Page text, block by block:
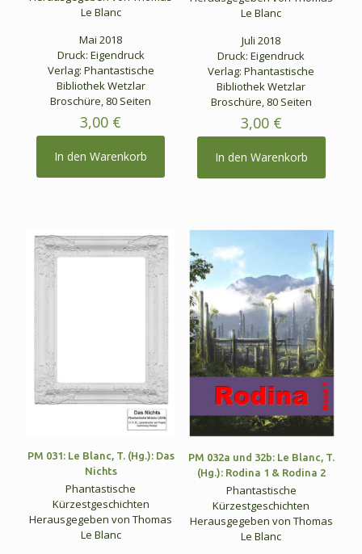
Le Blanc
Mai 2018
Druck: Eigendruck
Verlag: Phantastische
Bibliothek Wetzlar
Broschüre, 80 Seiten
3,00 €
In den Warenkorb
Le Blanc
Juli 2018
Druck: Eigendruck
Verlag: Phantastische
Bibliothek Wetzlar
Broschüre, 80 Seiten
3,00 €
In den Warenkorb
PM 031: Le Blanc, T. (Hg.): Das
Nichts
Phantastische
Kürzestgeschichten
Herausgegeben von Thomas
Le Blanc
PM 032a und 32b: Le Blanc, T.
(Hg.): Rodina 1 & Rodina 2
Phantastische
Kürzestgeschichten
Herausgegeben von Thomas
Le Blanc